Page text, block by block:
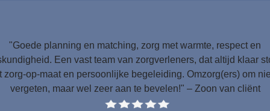
"Goede planning en matching, zorg met warmte, respect en
Een vast team van zorgverleners, dat altijd klaar
zorg-op-maat en persoonlijke begeleiding. Omzorg(ers) om
vergeten, maar wel zeer aan te bevelen!" – Zoon van cliënt